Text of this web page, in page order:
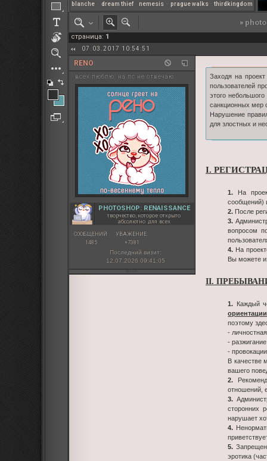
РЕНМАЙ
blanche – dream thief– nemesis – prague walks– thirdkingdom
»
страница: 1
07.03.2017 10:54:51
RENO
всех люблю. на лс не отвечаю
PHOTOSHOP: RENAISSANCE
творчество, которое открыто
абсолютно для всех
СООБЩЕНИЙ:
1485
УВАЖЕНИЕ:
+7381
Последний визит:
12.07.2026 09:41:05
Заходя на
пользователей
этого
санкционных мер
Нарушение
для злостных и
I.
1. На
сообщений)
2. После
3.
вопросом
4. На
Вы можете
II.
1. Каждый
поэтому
-
-
-
В качестве
вашего
2.
отношений,
3.
сторонних
нарушает
4.
5.
эротика